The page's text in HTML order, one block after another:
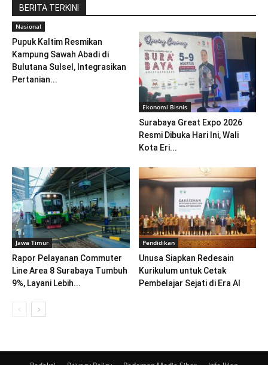
BERITA TERKINI
Nasional
Pupuk Kaltim Resmikan
Kampung Sawah Abadi di
Bulutana Sulsel, Integrasikan
Pertanian...
Ekonomi Bisnis
Surabaya Great Expo 2026
Resmi Dibuka Hari Ini, Wali
Kota Eri...
Jawa Timur
Rapor Pelayanan Commuter
Line Area 8 Surabaya Tumbuh
9%, Layani Lebih...
Pendidikan
Unusa Siapkan Redesain
Kurikulum untuk Cetak
Pembelajar Sejati di Era AI